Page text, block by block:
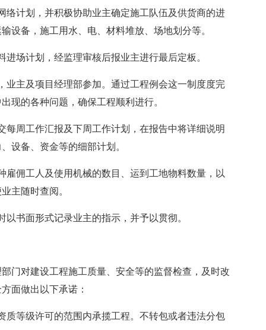
络计划，并积极协助业主确定施工队伍及供货商的进
设备，施工用水、电、材料堆放、场地划分等。
场计划，经监理审核后报业主进行最后定板。
业主及项目经理部参加。通过工程例会这一制度度完
现的各种问题，确保工程顺利进行。
周工作汇报及下周工作计划，在报告中将详细说明
设备、资金等的细部计划。
佣工人及使用机械的数目、运到工地物料数量，以
主随时查阅。
书面形式记录业主的指示，并予以贯彻。
门对建设工程施工质量、安全等的监督检查，及时改
面做出以下承诺：
质等级许可的范围内承揽工程。不转包或者违法分包